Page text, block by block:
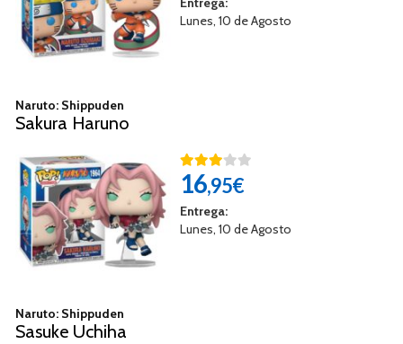
Lunes, 10 de Agosto
Naruto: Shippuden
Sakura Haruno
16,95€
Entrega:
Lunes, 10 de Agosto
Naruto: Shippuden
Sasuke Uchiha